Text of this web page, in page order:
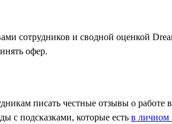
сотрудников и сводной оценкой
офер.
писать честные отзывы о
с подсказками, которые есть в личном